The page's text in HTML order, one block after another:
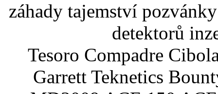
záhady tajemství
detektorů
Tesoro Compadre
Garrett Teknetics